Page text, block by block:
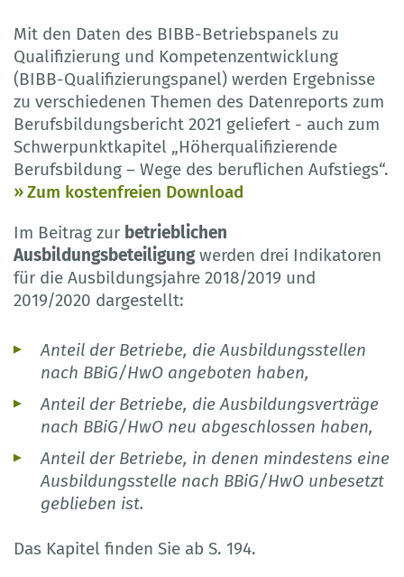
Mit den Daten des BIBB-Betriebspanels zu
Qualifizierung und Kompetenzentwicklung
(BIBB-Qualifizierungspanel) werden Ergebnisse
zu verschiedenen Themen des Datenreports zum
Berufsbildungsbericht 2021 geliefert - auch zum
Schwerpunktkapitel „Höherqualifizierende
Berufsbildung – Wege des beruflichen Aufstiegs“.
Zum kostenfreien Download
Im Beitrag zur betrieblichen
Ausbildungsbeteiligungwerden drei Indikatoren
für die Ausbildungsjahre 2018/2019 und
2019/2020 dargestellt:
Anteil der Betriebe, die Ausbildungsstellen
nach BBiG/HwO angeboten haben,
Anteil der Betriebe, die Ausbildungsverträge
nach BBiG/HwO neu abgeschlossen haben,
Anteil der Betriebe, in denen mindestens eine
Ausbildungsstelle nach BBiG/HwO unbesetzt
geblieben ist.
Das Kapitel finden Sie ab S. 194.